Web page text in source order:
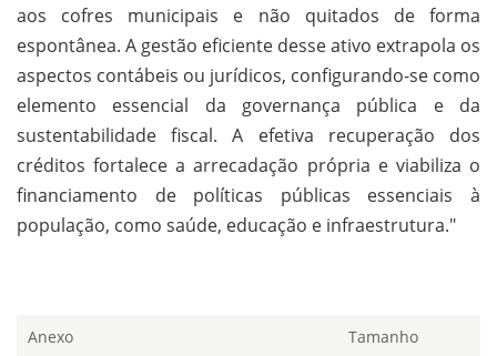
aos cofres municipais e não quitados de forma
espontânea. A gestão eficiente desse ativo extrapola os
aspectos contábeis ou jurídicos, configurando-se como
elemento essencial da governança pública e da
sustentabilidade fiscal. A efetiva recuperação dos
créditos fortalece a arrecadação própria e viabiliza o
financiamento de políticas públicas essenciais à
população, como saúde, educação e infraestrutura."
Anexo Tamanho